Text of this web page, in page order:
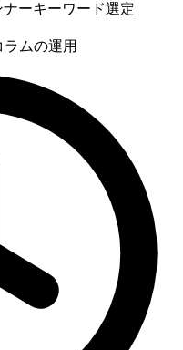
ナーキーワード選定
ムの運用